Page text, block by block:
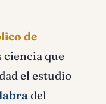
de
ciencia que
el estudio
del